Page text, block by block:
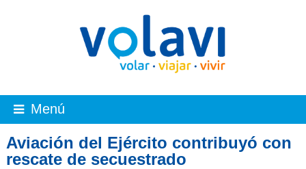
Menú
Aviación del Ejército contribuyó con
rescate de secuestrado